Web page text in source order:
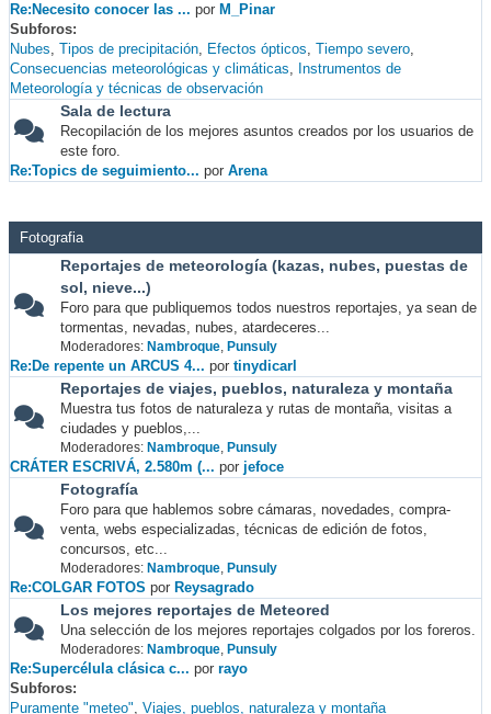
Re:Necesito conocer las ... por M_Pinar
Subforos
Nubes Tipos de precipitación Efectos ópticos Tiempo severo
Consecuencias meteorológicas y climáticas
Instrumentos de
Meteorología y técnicas de observación
Sala de lectura
Recopilación de los mejores asuntos creados por los usuarios de
este foro.
Re:Topics de seguimiento... por Arena
Fotografia
Reportajes de meteorología (kazas, nubes, puestas de
sol, nieve...)
Foro para que publiquemos todos nuestros reportajes, ya sean de
tormentas, nevadas, nubes, atardeceres...
Moderadores: Nambroque, Punsuly
Re:De repente un ARCUS 4... por tinydicarl
Reportajes de viajes, pueblos, naturaleza y montaña
Muestra tus fotos de naturaleza y rutas de montaña, visitas a
ciudades y pueblos,...
Moderadores: Nambroque, Punsuly
CRÁTER ESCRIVÁ, 2.580m (... por jefoce
Fotografía
Foro para que hablemos sobre cámaras, novedades, compra-
venta, webs especializadas, técnicas de edición de fotos,
concursos, etc...
Moderadores: Nambroque, Punsuly
Re:COLGAR FOTOS por Reysagrado
Los mejores reportajes de Meteored
Una selección de los mejores reportajes colgados por los foreros.
Moderadores: Nambroque, Punsuly
Re:Supercélula clásica c... por rayo
Subforos
Puramente "meteo" Viajes, pueblos, naturaleza y montaña